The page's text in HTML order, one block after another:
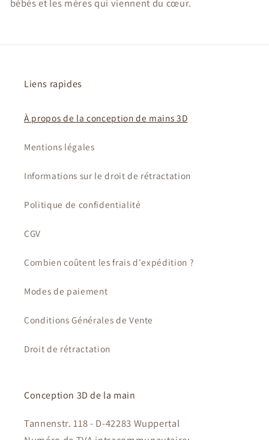
bébés et les mères qui viennent du cœur.
Liens rapides
À propos de la conception de mains 3D
Mentions légales
Informations sur le droit de rétractation
Politique de confidentialité
CGV
Combien coûtent les frais d'expédition ?
Modes de paiement
Conditions Générales de Vente
Droit de rétractation
Conception 3D de la main
Tannenstr. 118 - D-42283 Wuppertal